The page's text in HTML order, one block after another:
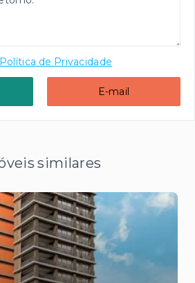
Política de Privacidade
E-mail
similares